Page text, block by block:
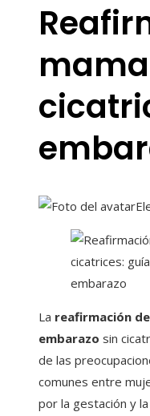
La reafirmación
embarazo sin
de las
comunes entre
por la gestación y